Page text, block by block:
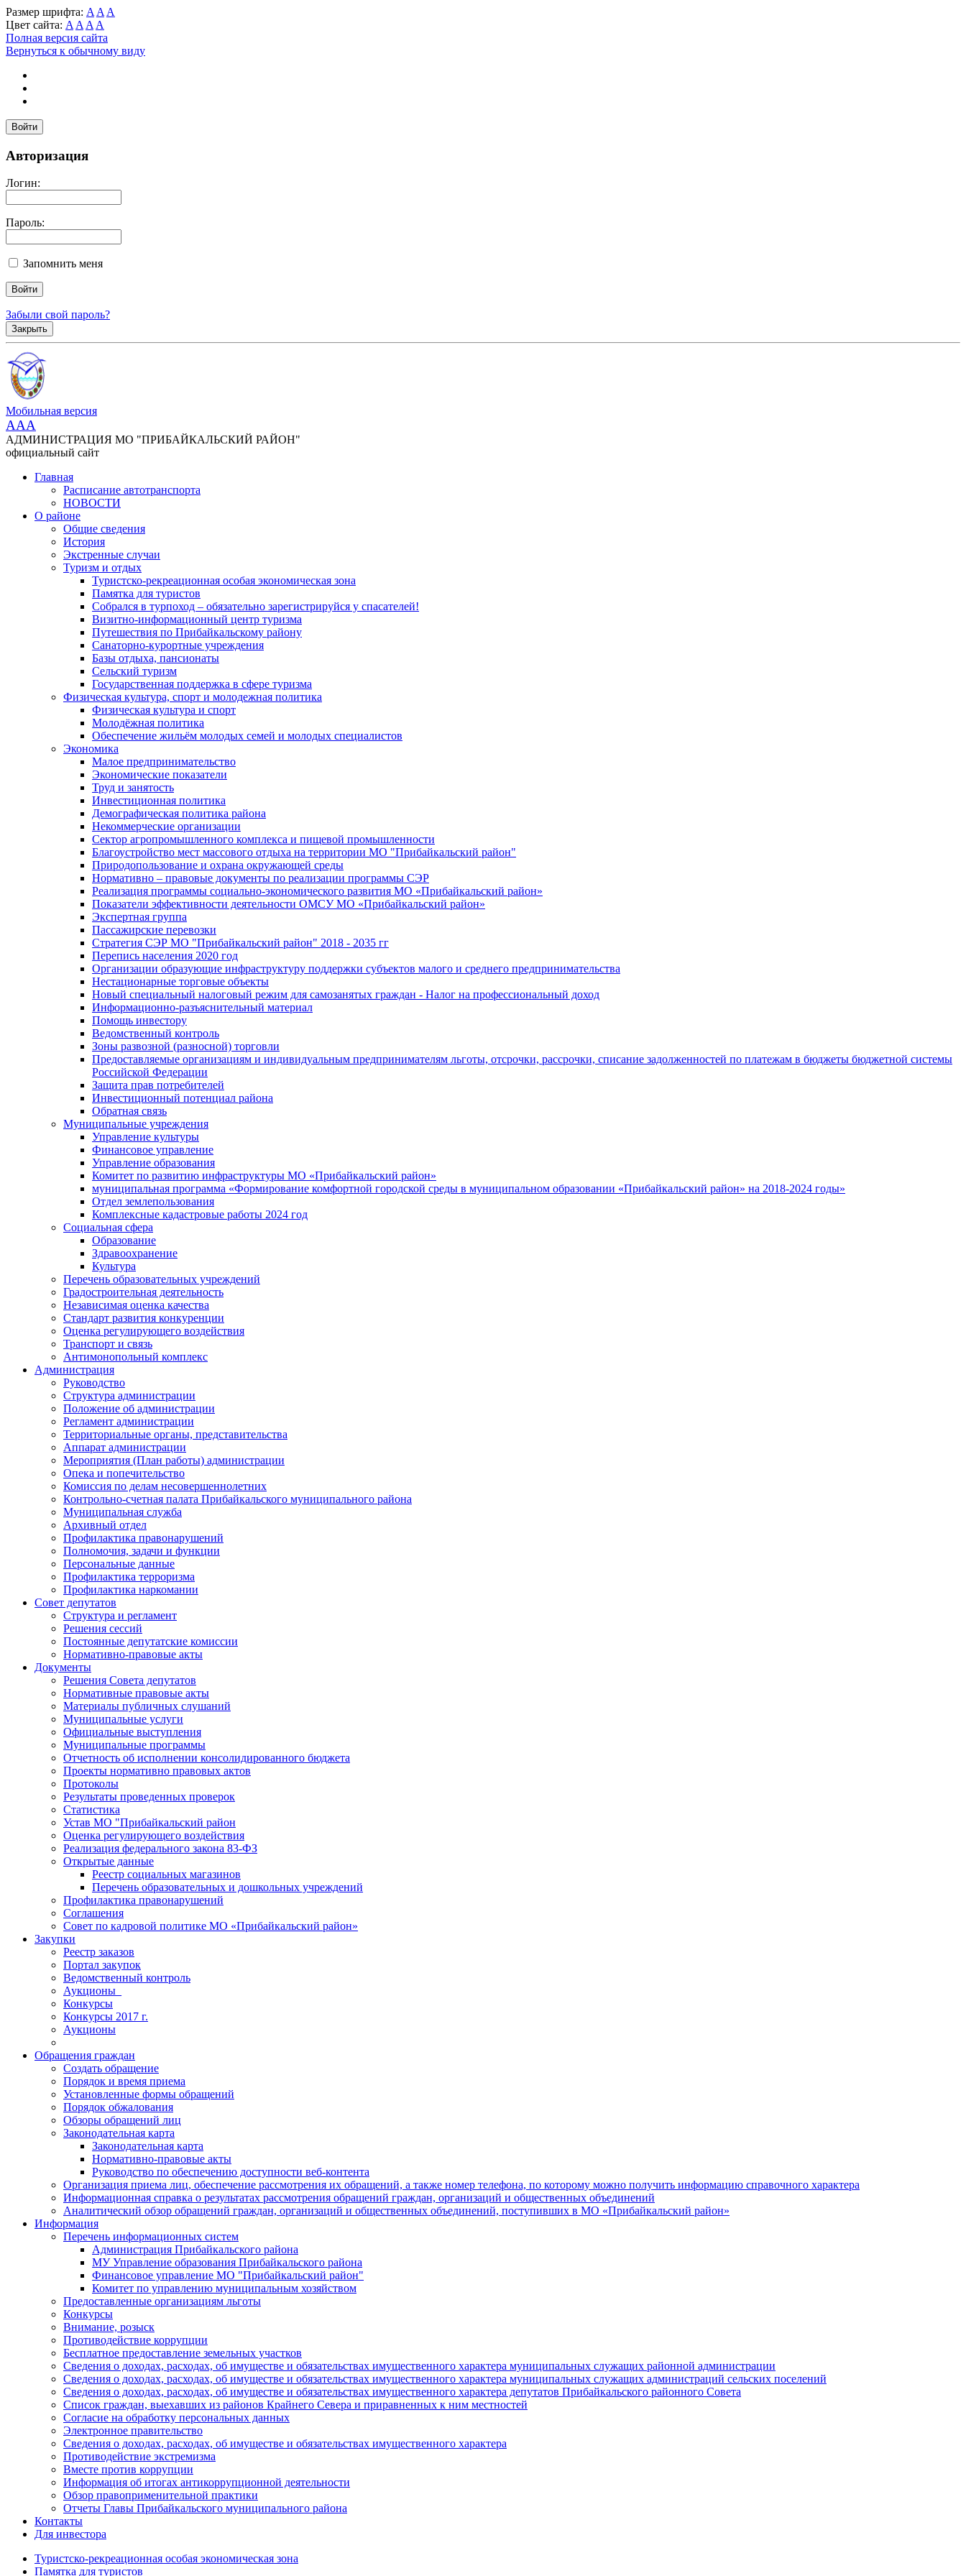
Размер шрифта: A A A
Цвет сайта: A A A A
Полная версия сайта
Вернуться к обычному виду
Войти
Авторизация
Логин:
Пароль:
Запомнить меня
Забыли свой пароль?
Закрыть
Мобильная версия
AAA
АДМИНИСТРАЦИЯ МО "ПРИБАЙКАЛЬСКИЙ РАЙОН"
официальный сайт
Главная
Расписание автотранспорта
НОВОСТИ
О районе
Общие сведения
История
Экстренные случаи
Туризм и отдых
Туристско-рекреационная особая экономическая зона
Памятка для туристов
Собрался в турпоход – обязательно зарегистрируйся у спасателей!
Визитно-информационный центр туризма
Путешествия по Прибайкальскому району
Санаторно-курортные учреждения
Базы отдыха, пансионаты
Сельский туризм
Государственная поддержка в сфере туризма
Физическая культура, спорт и молодежная политика
Физическая культура и спорт
Молодёжная политика
Обеспечение жильём молодых семей и молодых специалистов
Экономика
Малое предпринимательство
Экономические показатели
Труд и занятость
Инвестиционная политика
Демографическая политика района
Некоммерческие организации
Сектор агропромышленного комплекса и пищевой промышленности
Благоустройство мест массового отдыха на территории МО "Прибайкальский район"
Природопользование и охрана окружающей среды
Нормативно – правовые документы по реализации программы СЭР
Реализация программы социально-экономического развития МО «Прибайкальский район»
Показатели эффективности деятельности ОМСУ МО «Прибайкальский район»
Экспертная группа
Пассажирские перевозки
Стратегия СЭР МО "Прибайкальский район" 2018 - 2035 гг
Перепись населения 2020 год
Организации образующие инфраструктуру поддержки субъектов малого и среднего предпринимательства
Нестационарные торговые объекты
Новый специальный налоговый режим для самозанятых граждан - Налог на профессиональный доход
Информационно-разъяснительный материал
Помощь инвестору
Ведомственный контроль
Зоны развозной (разносной) торговли
Предоставляемые организациям и индивидуальным предпринимателям льготы, отсрочки, рассрочки, списание задолженностей по платежам в бюджеты бюджетной системы
Российской Федерации
Защита прав потребителей
Инвестиционный потенциал района
Обратная связь
Муниципальные учреждения
Управление культуры
Финансовое управление
Управление образования
Комитет по развитию инфраструктуры МО «Прибайкальский район»
муниципальная программа «Формирование комфортной городской среды в муниципальном образовании «Прибайкальский район» на 2018-2024 годы»
Отдел землепользования
Комплексные кадастровые работы 2024 год
Социальная сфера
Образование
Здравоохранение
Культура
Перечень образовательных учреждений
Градостроительная деятельность
Независимая оценка качества
Стандарт развития конкуренции
Оценка регулирующего воздействия
Транспорт и связь
Антимонопольный комплекс
Администрация
Руководство
Структура администрации
Положение об администрации
Регламент администрации
Территориальные органы, представительства
Аппарат администрации
Мероприятия (План работы) администрации
Опека и попечительство
Комиссия по делам несовершеннолетних
Контрольно-счетная палата Прибайкальского муниципального района
Муниципальная служба
Архивный отдел
Профилактика правонарушений
Полномочия, задачи и функции
Персональные данные
Профилактика терроризма
Профилактика наркомании
Совет депутатов
Структура и регламент
Решения сессий
Постоянные депутатские комиссии
Нормативно-правовые акты
Документы
Решения Совета депутатов
Нормативные правовые акты
Материалы публичных слушаний
Муниципальные услуги
Официальные выступления
Муниципальные программы
Отчетность об исполнении консолидированного бюджета
Проекты нормативно правовых актов
Протоколы
Результаты проведенных проверок
Статистика
Устав МО "Прибайкальский район
Оценка регулирующего воздействия
Реализация федерального закона 83-ФЗ
Открытые данные
Реестр социальных магазинов
Перечень образовательных и дошкольных учреждений
Профилактика правонарушений
Соглашения
Совет по кадровой политике МО «Прибайкальский район»
Закупки
Реестр заказов
Портал закупок
Ведомственный контроль
Аукционы_
Конкурсы
Конкурсы 2017 г.
Аукционы
Обращения граждан
Создать обращение
Порядок и время приема
Установленные формы обращений
Порядок обжалования
Обзоры обращений лиц
Законодательная карта
Законодательная карта
Нормативно-правовые акты
Руководство по обеспечению доступности веб-контента
Организация приема лиц, обеспечение рассмотрения их обращений, а также номер телефона, по которому можно получить информацию справочного характера
Информационная справка о результатах рассмотрения обращений граждан, организаций и общественных объединений
Аналитический обзор обращений граждан, организаций и общественных объединений, поступивших в МО «Прибайкальский район»
Информация
Перечень информационных систем
Администрация Прибайкальского района
МУ Управление образования Прибайкальского района
Финансовое управление МО "Прибайкальский район"
Комитет по управлению муниципальным хозяйством
Предоставленные организациям льготы
Конкурсы
Внимание, розыск
Противодействие коррупции
Бесплатное предоставление земельных участков
Сведения о доходах, расходах, об имуществе и обязательствах имущественного характера муниципальных служащих районной администрации
Сведения о доходах, расходах, об имуществе и обязательствах имущественного характера муниципальных служащих администраций сельских поселений
Сведения о доходах, расходах, об имуществе и обязательствах имущественного характера депутатов Прибайкальского районного Совета
Список граждан, выехавших из районов Крайнего Севера и приравненных к ним местностей
Согласие на обработку персональных данных
Электронное правительство
Сведения о доходах, расходах, об имуществе и обязательствах имущественного характера
Противодействие экстремизма
Вместе против коррупции
Информация об итогах антикоррупционной деятельности
Обзор правоприменительной практики
Отчеты Главы Прибайкальского муниципального района
Контакты
Для инвестора
Туристско-рекреационная особая экономическая зона
Памятка для туристов